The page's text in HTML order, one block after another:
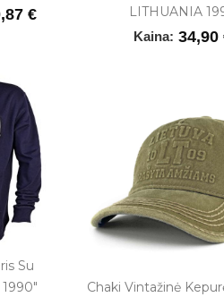
€
Su
LITHUANIA
Kaina: 34,90
Chaki Vintažinė